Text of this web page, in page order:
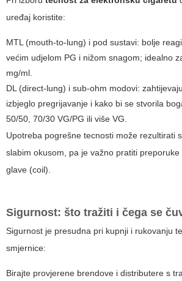
uređaj koristite:
MTL (mouth-to-lung) i pod sustavi: bolje
većim udjelom PG i nižom snagom; idealno
mg/ml.
DL (direct-lung) i sub-ohm modovi:
izbjeglo pregrijavanje i kako bi se stvorila
50/50, 70/30 VG/PG ili više VG.
Upotreba pogrešne tecnosti može rezultirati
slabim okusom, pa je važno pratiti
glave (coil).
Sigurnost: što tražiti i čega se
Sigurnost je presudna pri kupnji i rukovanju
smjernice:
Birajte provjerene brendove i distributere s